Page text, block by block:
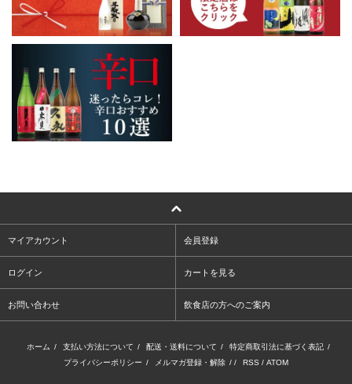
マイアカウント 会員登録
ログイン カートを見る
お問い合わせ 飲食店の方へのご案内
ホーム / 支払い方法について / 配送・送料について / 特定商取引法に基づく表記 /
プライバシーポリシー / メルマガ登録・解除 / / RSS / ATOM